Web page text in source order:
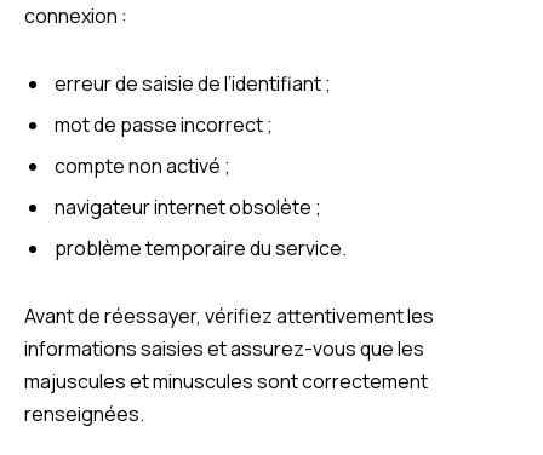
connexion :
erreur de saisie de l’identifiant ;
mot de passe incorrect ;
compte non activé ;
navigateur internet obsolète ;
problème temporaire du service.
Avant de réessayer, vérifiez attentivement les
informations saisies et assurez-vous que les
majuscules et minuscules sont correctement
renseignées.